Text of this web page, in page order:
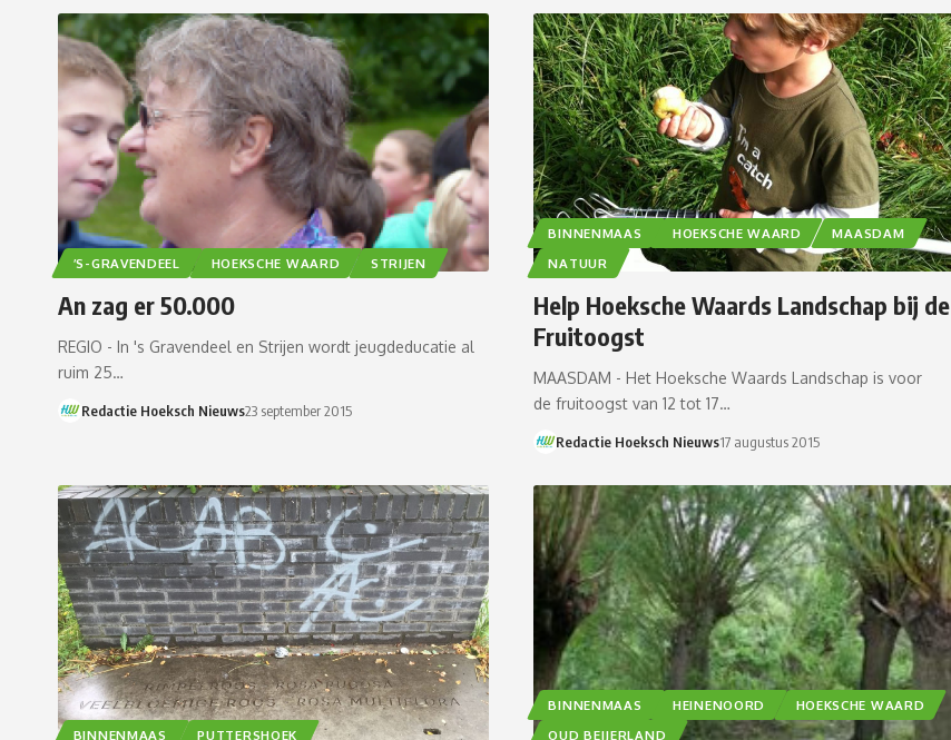
’S-GRAVENDEEL HOEKSCHE WAARD STRIJEN
An zag er 50.000
REGIO - In 's Gravendeel en Strijen wordt jeugdeducatie al
ruim 25…
Redactie Hoeksch Nieuws23 september 2015
BINNENMAAS HOEKSCHE WAARD
MAASDAM
NATUUR
Help Hoeksche Waards Landschap bij de
Fruitoogst
MAASDAM - Het Hoeksche Waards Landschap is voor
de fruitoogst van 12 tot 17…
Redactie Hoeksch Nieuws17 augustus 2015
BINNENMAAS PUTTERSHOEK
BINNENMAAS HEINENOORD
HOEKSCHE WAARD
OUD BEIJERLAND